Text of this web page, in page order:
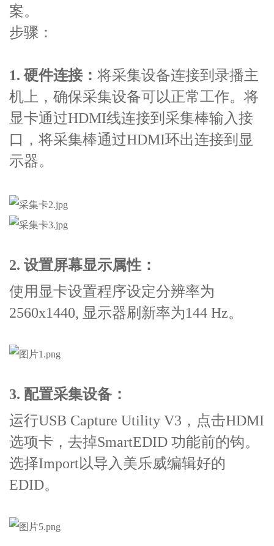
案。
步骤：
1. 硬件连接： 将采集设备连接到录播主
机上，确保采集设备可以正常工作。将
显卡通过HDMI线连接到采集棒输入接
口，将采集棒通过HDMI环出连接到显
示器。
2. 设置屏幕显示属性：
使用显卡设置程序设定分辨率为
2560x1440, 显示器刷新率为144 Hz。
3. 配置采集设备：
运行USB Capture Utility V3，点击HDMI
选项卡，去掉SmartEDID 功能前的钩。
选择Import以导入美乐威编辑好的
EDID。